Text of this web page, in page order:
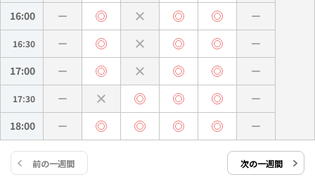
16:00
16:30
17:00
17:30
18:00
前の一週間 次の一週間